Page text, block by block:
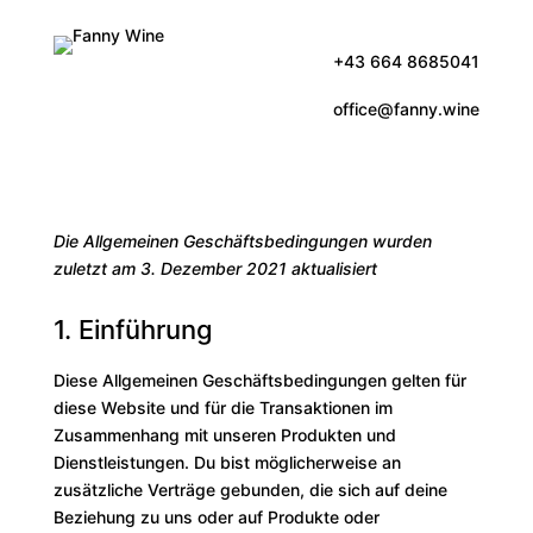
+43 664 8685041
office@fanny.wine
Die Allgemeinen Geschäftsbedingungen wurden
zuletzt am 3. Dezember 2021 aktualisiert
1. Einführung
Diese Allgemeinen Geschäftsbedingungen gelten für
diese Website und für die Transaktionen im
Zusammenhang mit unseren Produkten und
Dienstleistungen. Du bist möglicherweise an
zusätzliche Verträge gebunden, die sich auf deine
Beziehung zu uns oder auf Produkte oder